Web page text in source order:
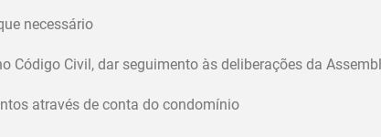
necessário
Código Civil, dar seguimento às deliberações da
através de conta do condomínio